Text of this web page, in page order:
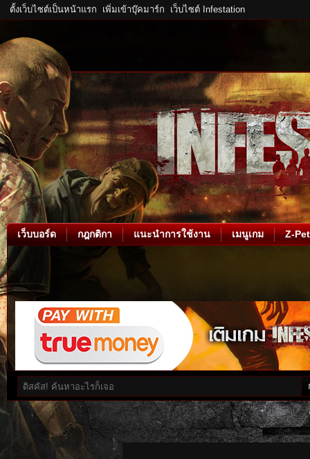
ตั้งเว็บไซต์เป็นหน้าแรก เพิ่มเข้าบุ๊คมาร์ก เว็บไซต์ Infestation
เว็บบอร์ด กฎกติกา แนะนำการใช้งาน เมนูเกม Z-Pet